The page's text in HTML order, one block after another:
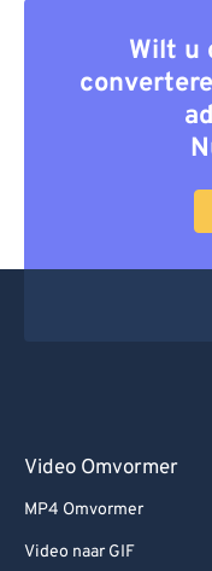
Wilt u
Video Omvormer
MP4 Omvormer
Video naar GIF